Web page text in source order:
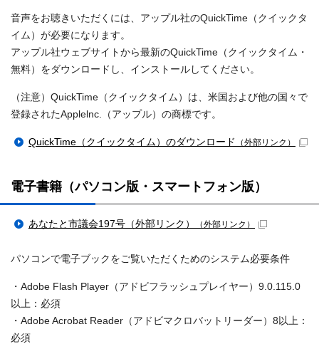
音声をお聴きいただくには、アップル社のQuickTime（クイックタ
イム）が必要になります。
アップル社ウェブサイトから最新のQuickTime（クイックタイム・
無料）をダウンロードし、インストールしてください。
（注意）QuickTime（クイックタイム）は、米国および他の国々で
登録されたApplelnc.（アップル）の商標です。
QuickTime（クイックタイム）のダウンロード （外部リンク）
電子書籍（パソコン版・スマートフォン版）
あなたと市議会197号（外部リンク） （外部リンク）
パソコンで電子ブックをご覧いただくためのシステム必要条件
・Adobe Flash Player（アドビフラッシュプレイヤー）9.0.115.0
以上：必須
・Adobe Acrobat Reader（アドビマクロバットリーダー）8以上：
必須